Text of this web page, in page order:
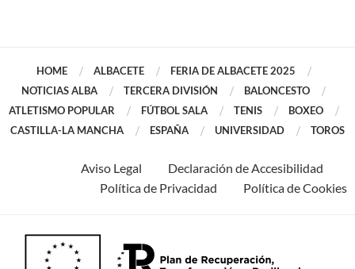
HOME ALBACETE
FERIA DE ALBACETE 2025
NOTICIAS ALBA
TERCERA DIVISIÓN
BALONCESTO
ATLETISMO POPULAR
FÚTBOL SALA TENIS
BOXEO
CASTILLA-LA MANCHA
ESPAÑA UNIVERSIDAD TOROS
Aviso Legal
Declaración de Accesibilidad
Política de Privacidad
Política de Cookies